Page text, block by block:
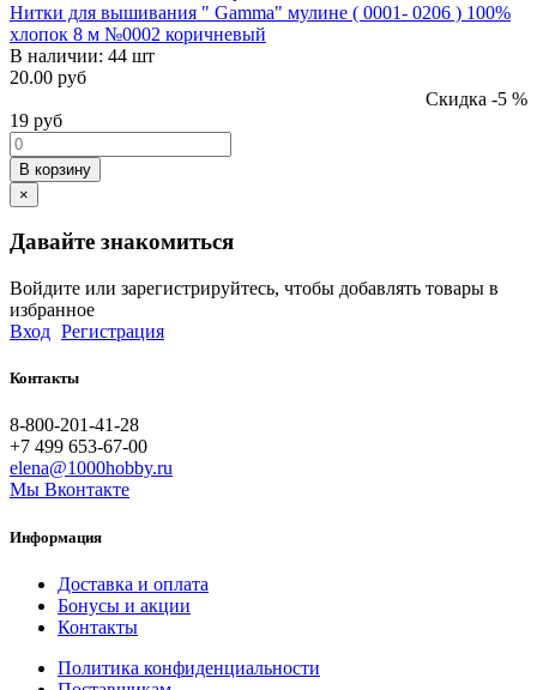
Нитки для вышивания " Gamma" мулине ( 0001- 0206 ) 100%
хлопок 8 м №0002 коричневый
В наличии: 44 шт
20.00 руб
Скидка -5 %
19 руб
В корзину
×
Давайте знакомиться
Войдите или зарегистрируйтесь, чтобы добавлять товары в
избранное
Вход Регистрация
Контакты
8-800-201-41-28
+7 499 653-67-00
elena@1000hobby.ru
Мы Вконтакте
Информация
Доставка и оплата
Бонусы и акции
Контакты
Политика конфиденциальности